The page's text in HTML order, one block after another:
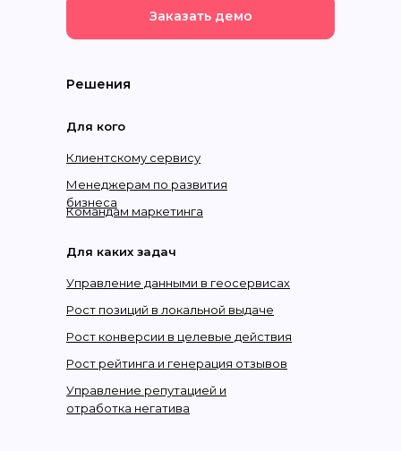
Для кого
Клиентскому сервису
Командам маркетинга
Менеджерам по развития
бизнеса
Решения
Для каких задач
Управление данными в геосервисах
Управление репутацией и
отработка негатива
Рост позиций в локальной выдаче
Рост конверсии в целевые действия
Рост рейтинга и генерация отзывов
Заказать демо